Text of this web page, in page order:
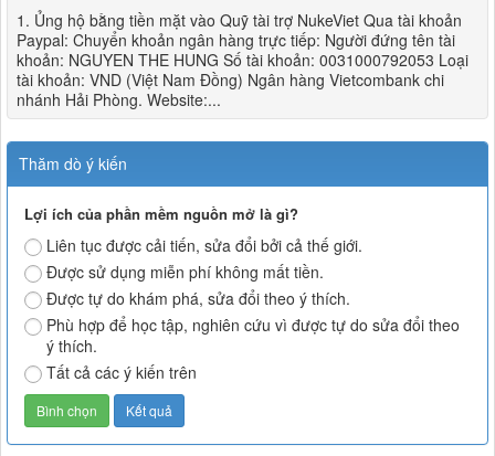
1. Ủng hộ bằng tiền mặt vào Quỹ tài trợ NukeViet Qua tài khoản
Paypal: Chuyển khoản ngân hàng trực tiếp: Người đứng tên tài
khoản: NGUYEN THE HUNG Số tài khoản: 0031000792053 Loại
tài khoản: VND (Việt Nam Đồng) Ngân hàng Vietcombank chi
nhánh Hải Phòng. Website:...
Thăm dò ý kiến
Lợi ích của phần mềm nguồn mở là gì?
Liên tục được cải tiến, sửa đổi bởi cả thế giới.
Được sử dụng miễn phí không mất tiền.
Được tự do khám phá, sửa đổi theo ý thích.
Phù hợp để học tập, nghiên cứu vì được tự do sửa đổi theo
ý thích.
Tất cả các ý kiến trên